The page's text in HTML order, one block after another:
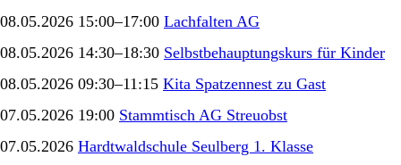
08.05.2026 15:00–17:00 Lachfalten AG
08.05.2026 14:30–18:30 Selbstbehauptungskurs für Kinder
08.05.2026 09:30–11:15 Kita Spatzennest zu Gast
07.05.2026 19:00 Stammtisch AG Streuobst
07.05.2026 Hardtwaldschule Seulberg 1. Klasse